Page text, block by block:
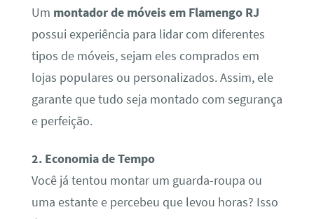
Um montador de móveis em Flamengo RJ
possui experiência para lidar com diferentes
tipos de móveis, sejam eles comprados em
lojas populares ou personalizados. Assim, ele
garante que tudo seja montado com segurança
e perfeição.
2. Economia de Tempo
Você já tentou montar um guarda-roupa ou
uma estante e percebeu que levou horas? Isso